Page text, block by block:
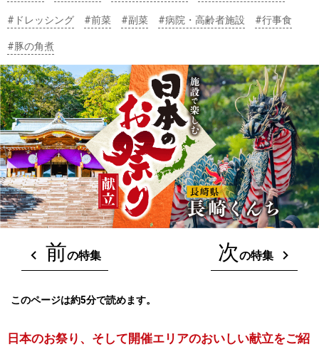
#ドレッシング #前菜 #副菜 #病院・高齢者施設 #行事食
#豚の角煮
前の特集 次の特集
このページは約5分で読めます。
日本のお祭り、そして開催エリアのおいしい献立をご紹